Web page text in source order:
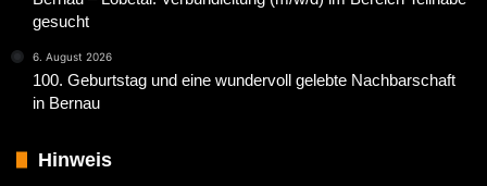
gesucht
6. August 2026
100. Geburtstag und eine wundervoll gelebte Nachbarschaft
in Bernau
Hinweis